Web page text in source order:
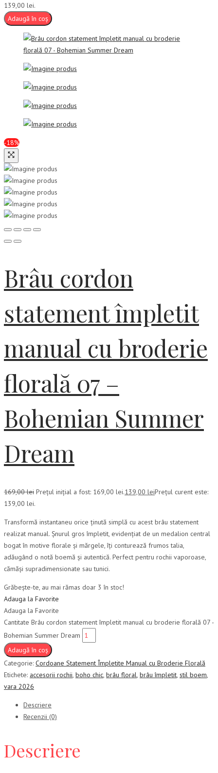
139,00 lei.
Adaugă în coș
-18%
Brâu cordon
statement împletit
manual cu broderie
florală 07 –
Bohemian Summer
Dream
169,00lei Prețul inițial a fost: 169,00 lei.139,00 leiPrețul curent este:
139,00 lei.
Transformă instantaneu orice ținută simplă cu acest brâu statement
realizat manual. Șnurul gros împletit, evidențiat de un medalion central
bogat în motive florale și mărgele, îți conturează frumos talia,
adăugând o notă boemă și autentică. Perfect pentru rochii vaporoase,
cămăși supradimensionate sau tunici.
Grăbește-te, au mai rămas doar 3 în stoc!
Adauga la Favorite
Adauga la Favorite
Cantitate Brâu cordon statement împletit manual cu broderie florală 07 -
Bohemian Summer Dream
Adaugă în coș
Categorie: Cordoane Statement Împletite Manual cu Broderie Florală
Etichete: accesorii rochii, boho chic, brâu floral, brâu împletit, stil boem,
vara 2026
Descriere
Recenzii (0)
Descriere